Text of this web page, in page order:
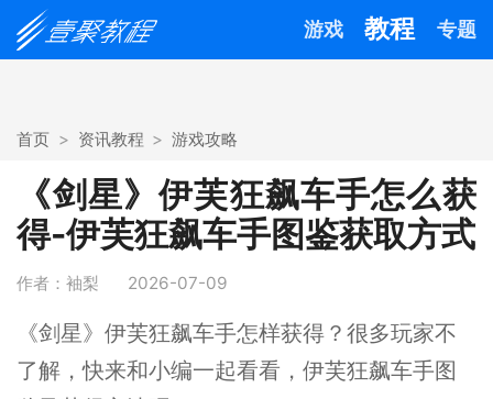
游戏 教程 专题
首页 资讯教程 游戏攻略
《剑星》伊芙狂飙车手怎么获
得-伊芙狂飙车手图鉴获取方式
作者：袖梨 2026-07-09
《剑星》伊芙狂飙车手怎样获得？很多玩家不
了解，快来和小编一起看看，伊芙狂飙车手图